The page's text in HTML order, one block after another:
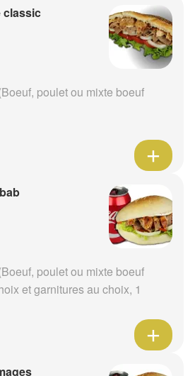
classic
poulet ou mixte boeuf
poulet ou mixte boeuf
et garnitures au choix, 1